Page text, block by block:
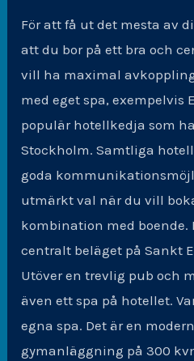
För att få ut det mesta av
att du bor på ett bra och
vill ha maximal
med eget spa, exempelvis
populär hotellkedja som
Stockholm. Samtliga
goda
utmärkt val när du vill
kombination med boende.
centralt beläget på Sankt
Utöver en trevlig pub och
även ett spa på hotellet.
egna spa. Det är en
gymanläggning på 300